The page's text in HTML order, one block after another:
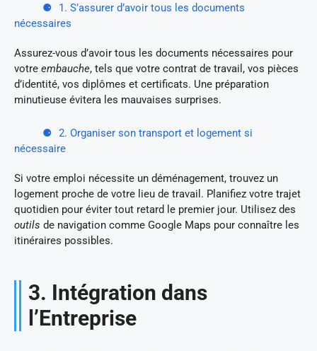
1. S’assurer d’avoir tous les documents
nécessaires
Assurez-vous d’avoir tous les documents nécessaires pour
votre embauche, tels que votre contrat de travail, vos pièces
d’identité, vos diplômes et certificats. Une préparation
minutieuse évitera les mauvaises surprises.
2. Organiser son transport et logement si
nécessaire
Si votre emploi nécessite un déménagement, trouvez un
logement proche de votre lieu de travail. Planifiez votre trajet
quotidien pour éviter tout retard le premier jour. Utilisez des
outils de navigation comme Google Maps pour connaître les
itinéraires possibles.
3. Intégration dans
l’Entreprise